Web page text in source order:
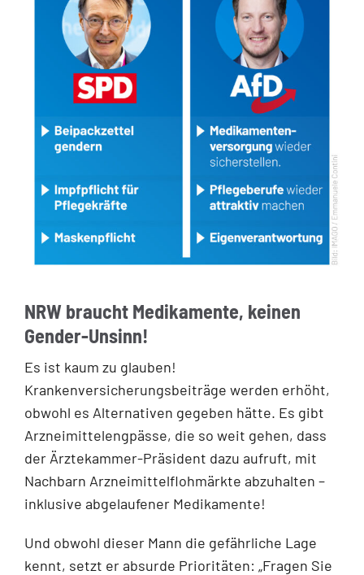
NRW braucht Medikamente, keinen
Gender-Unsinn!
Es ist kaum zu glauben!
Krankenversicherungsbeiträge werden erhöht,
obwohl es Alternativen gegeben hätte. Es gibt
Arzneimittelengpässe, die so weit gehen, dass
der Ärztekammer-Präsident dazu aufruft, mit
Nachbarn Arzneimittelflohmärkte abzuhalten –
inklusive abgelaufener Medikamente!
Und obwohl dieser Mann die gefährliche Lage
kennt, setzt er absurde Prioritäten: „Fragen Sie